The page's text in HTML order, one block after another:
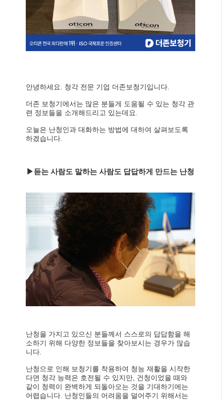
안녕하세요. 청각 전문 기업 더존보청기입니다.
더존 보청기에서는 많은 분들게 도움될 수 있는 청각 관
련 정보들을 소개해드리고 있는데요.
오늘은 난청인과 대화하는 방법에 대하여 살펴보도록
하겠습니다.
▶듣는 사람도 말하는 사람도 답답하게 만드는 난청
난청을 가지고 있으신 분들께서 스스로의 답답함을 해
소하기 위해 다양한 정보들을 찾아보시는 경우가 많습
니다.
난청으로 인해 보청기를 착용하여 청능 재활을 시작한
다면 청각 능력은 호전될 수 있지만, 건청이었을 때와
같이 청력이 완벽하게 되돌아오는 것을 기대하기에는
어렵습니다. 난청인들의 어려움을 덜어주기 위해서는